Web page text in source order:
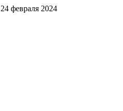
24 февраля 2024